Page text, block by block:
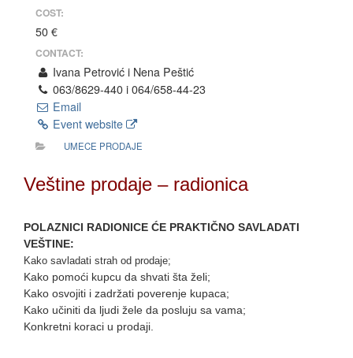
COST:
50 €
CONTACT:
Ivana Petrović i Nena Peštić
063/8629-440 i 064/658-44-23
Email
Event website
UMECE PRODAJE
Veštine prodaje – radionica
POLAZNICI RADIONICE ĆE PRAKTIČNO SAVLADATI
VEŠTINE:
Kako savladati strah od prodaje;
Kako pomoći kupcu da shvati šta želi;
Kako osvojiti i zadržati poverenje kupaca;
Kako učiniti da ljudi žele da posluju sa vama;
Konkretni koraci u prodaji.